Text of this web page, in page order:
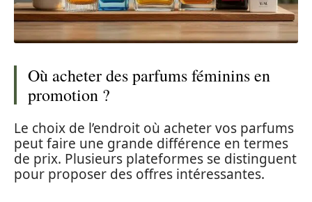
Où acheter des parfums féminins en
promotion ?
Le choix de l’endroit où acheter vos parfums
peut faire une grande différence en termes
de prix. Plusieurs plateformes se distinguent
pour proposer des offres intéressantes.